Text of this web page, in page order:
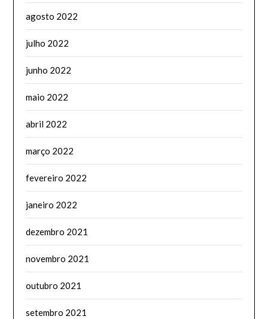
agosto 2022
julho 2022
junho 2022
maio 2022
abril 2022
março 2022
fevereiro 2022
janeiro 2022
dezembro 2021
novembro 2021
outubro 2021
setembro 2021